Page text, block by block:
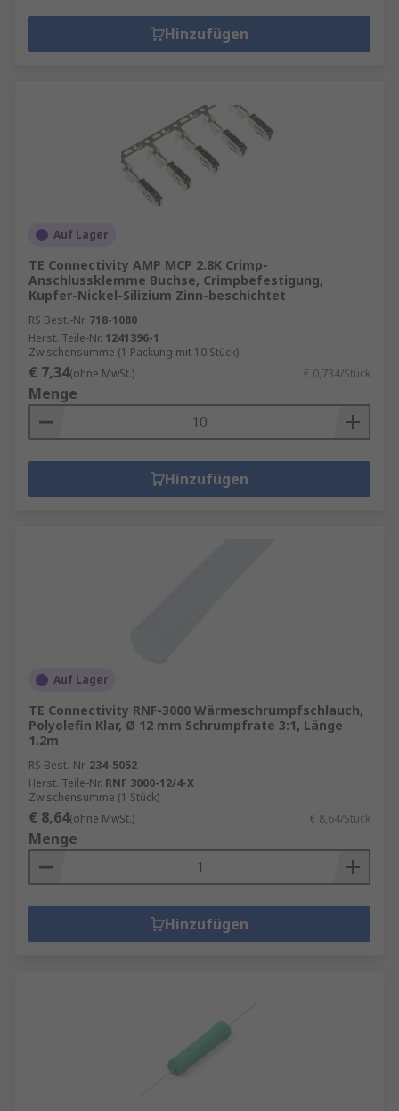
Hinzufügen
Auf Lager
TE Connectivity AMP MCP 2.8K Crimp-
Anschlussklemme Buchse, Crimpbefestigung,
Kupfer-Nickel-Silizium Zinn-beschichtet
RS Best.-Nr. 718-1080
Herst. Teile-Nr. 1241396-1
Zwischensumme (1 Packung mit 10 Stück)
€ 7,34(ohne MwSt.) € 0,734/Stück
Menge
Hinzufügen
Auf Lager
TE Connectivity RNF-3000 Wärmeschrumpfschlauch,
Polyolefin Klar, Ø 12 mm Schrumpfrate 3:1, Länge
1.2m
RS Best.-Nr. 234-5052
Herst. Teile-Nr. RNF 3000-12/4-X
Zwischensumme (1 Stück)
€ 8,64(ohne MwSt.) € 8,64/Stück
Menge
Hinzufügen